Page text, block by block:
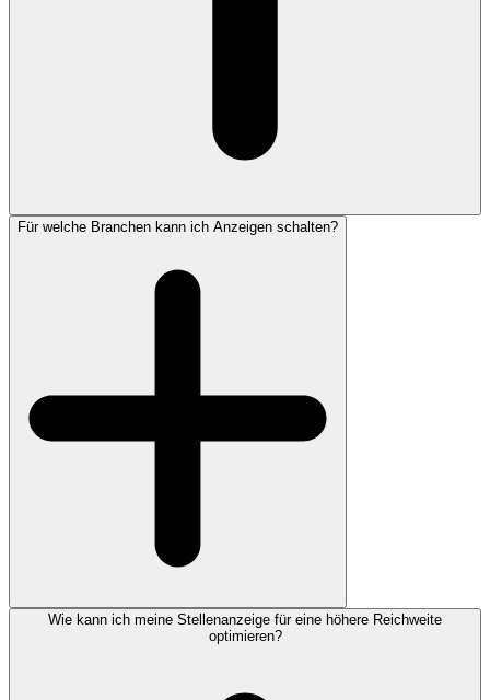
Für welche Branchen kann ich Anzeigen schalten?
Wie kann ich meine Stellenanzeige für eine höhere Reichweite
optimieren?